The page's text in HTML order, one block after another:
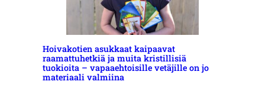
Hoivakotien asukkaat kaipaavat
raamattuhetkiä ja muita kristillisiä
tuokioita – vapaaehtoisille vetäjille on jo
materiaali valmiina